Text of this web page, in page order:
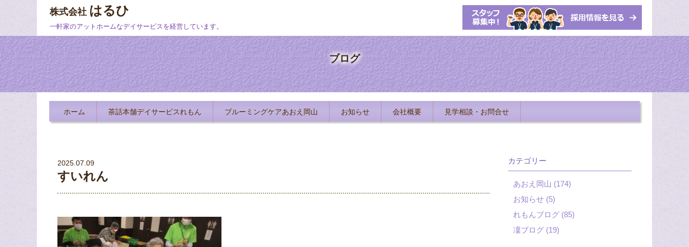
株式会社 はるひ
一軒家のアットホームなデイサービスを経営しています。
ブログ
ホーム 茶話本舗デイサービスれもん ブルーミングケアあおえ岡山 お知らせ 会社概要 見学相談・お問合せ
2025.07.09
すいれん
カテゴリー
あおえ岡山 (174)
お知らせ (5)
れもんブログ (85)
凜ブログ (19)